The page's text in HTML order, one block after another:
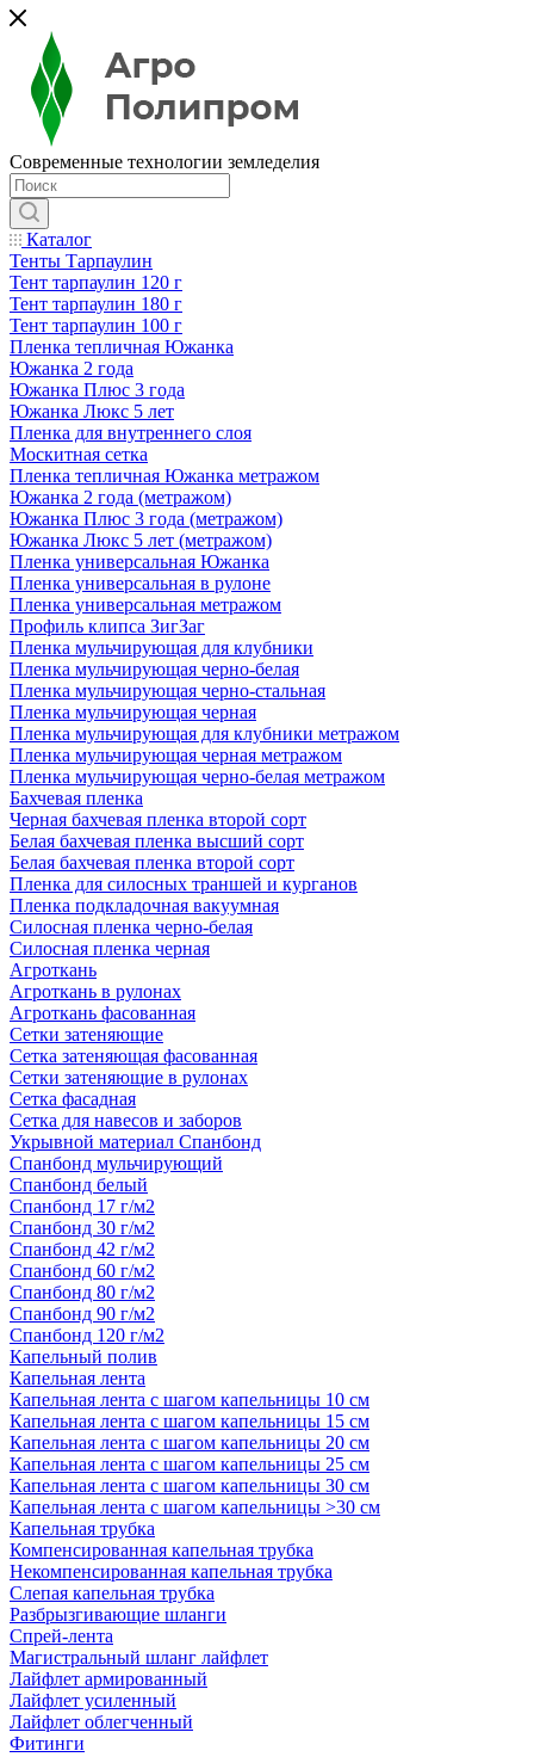
Современные технологии земледелия
Каталог
Тенты Тарпаулин
Тент тарпаулин 120 г
Тент тарпаулин 180 г
Тент тарпаулин 100 г
Пленка тепличная Южанка
Южанка 2 года
Южанка Плюс 3 года
Южанка Люкс 5 лет
Пленка для внутреннего слоя
Москитная сетка
Пленка тепличная Южанка метражом
Южанка 2 года (метражом)
Южанка Плюс 3 года (метражом)
Южанка Люкс 5 лет (метражом)
Пленка универсальная Южанка
Пленка универсальная в рулоне
Пленка универсальная метражом
Профиль клипса ЗигЗаг
Пленка мульчирующая для клубники
Пленка мульчирующая черно-белая
Пленка мульчирующая черно-стальная
Пленка мульчирующая черная
Пленка мульчирующая для клубники метражом
Пленка мульчирующая черная метражом
Пленка мульчирующая черно-белая метражом
Бахчевая пленка
Черная бахчевая пленка второй сорт
Белая бахчевая пленка высший сорт
Белая бахчевая пленка второй сорт
Пленка для силосных траншей и курганов
Пленка подкладочная вакуумная
Силосная пленка черно-белая
Силосная пленка черная
Агроткань
Агроткань в рулонах
Агроткань фасованная
Сетки затеняющие
Сетка затеняющая фасованная
Сетки затеняющие в рулонах
Сетка фасадная
Сетка для навесов и заборов
Укрывной материал Спанбонд
Спанбонд мульчирующий
Спанбонд белый
Спанбонд 17 г/м2
Спанбонд 30 г/м2
Спанбонд 42 г/м2
Спанбонд 60 г/м2
Спанбонд 80 г/м2
Спанбонд 90 г/м2
Спанбонд 120 г/м2
Капельный полив
Капельная лента
Капельная лента с шагом капельницы 10 см
Капельная лента с шагом капельницы 15 см
Капельная лента с шагом капельницы 20 см
Капельная лента с шагом капельницы 25 см
Капельная лента с шагом капельницы 30 см
Капельная лента с шагом капельницы >30 см
Капельная трубка
Компенсированная капельная трубка
Некомпенсированная капельная трубка
Слепая капельная трубка
Разбрызгивающие шланги
Спрей-лента
Магистральный шланг лайфлет
Лайфлет армированный
Лайфлет усиленный
Лайфлет облегченный
Фитинги